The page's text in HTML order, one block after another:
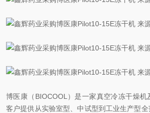
博医康（BIOCOOL）是一家真空冷冻干燥机
客户提供从实验室型、中试型到工业生产型